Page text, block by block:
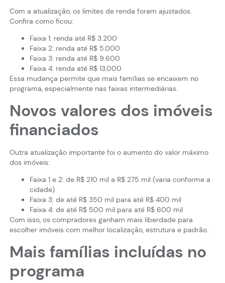
Com a atualização, os limites de renda foram ajustados.
Confira como ficou:
Faixa 1: renda até R$ 3.200
Faixa 2: renda até R$ 5.000
Faixa 3: renda até R$ 9.600
Faixa 4: renda até R$ 13.000
Essa mudança permite que mais famílias se encaixem no
programa, especialmente nas faixas intermediárias.
Novos valores dos imóveis
financiados
Outra atualização importante foi o aumento do valor máximo
dos imóveis:
Faixa 1 e 2: de R$ 210 mil a R$ 275 mil (varia conforme a
cidade)
Faixa 3: de até R$ 350 mil para até R$ 400 mil
Faixa 4: de até R$ 500 mil para até R$ 600 mil
Com isso, os compradores ganham mais liberdade para
escolher imóveis com melhor localização, estrutura e padrão.
Mais famílias incluídas no
programa